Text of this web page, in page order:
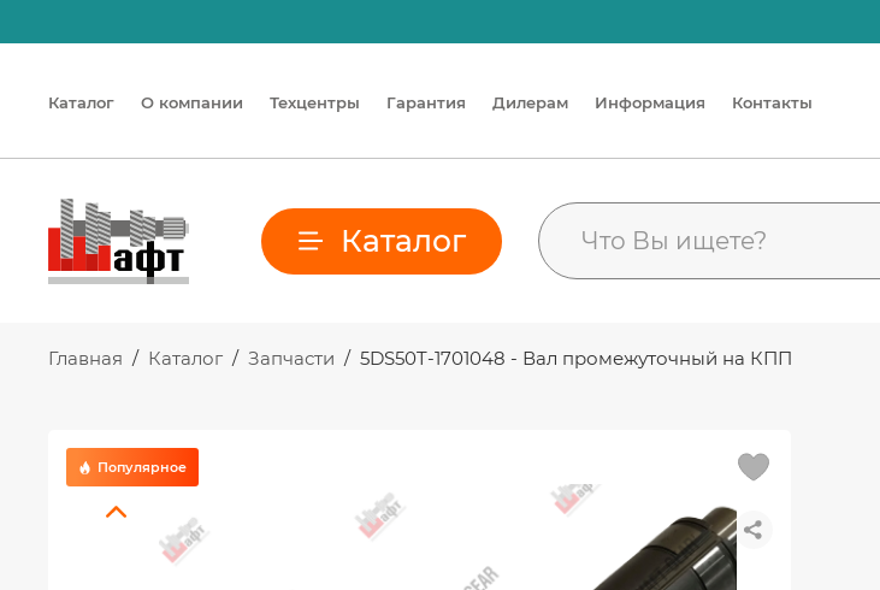
Каталог О компании Техцентры Гарантия Дилерам Информация Контакты
Каталог
Главная / Каталог / Запчасти / 5DS50T-1701048 - Вал промежуточный на КПП
Популярное